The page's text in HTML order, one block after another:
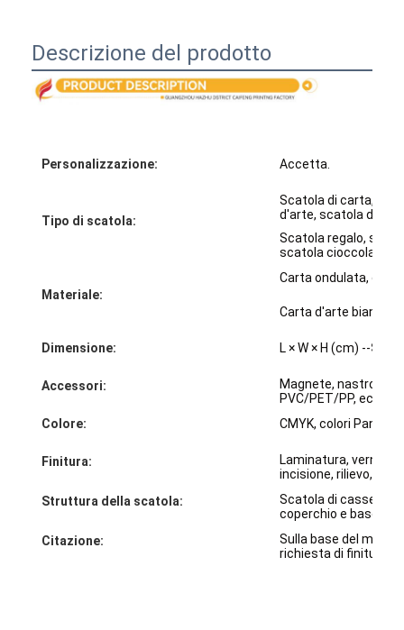
Prodotti
Descrizione del prodotto
Personalizzazione: Accetta.
Tipo di scatola:
Scatola di carta,
d'arte, scatola di
Scatola regalo,
scatola cioccolato,
Materiale:
Carta ondulata,
Carta d'arte bianca
Dimensione: L × W × H (cm) --
Accessori:
Magnete, nastro,
PVC/PET/PP, ecc.
Colore:
CMYK, colori Pantone
Finitura:
Laminatura,
incisione, rilievo, UV
Struttura della scatola:
Scatola di cassetti,
coperchio e base, a
Citazione:
Sulla base del
richiesta di finitura